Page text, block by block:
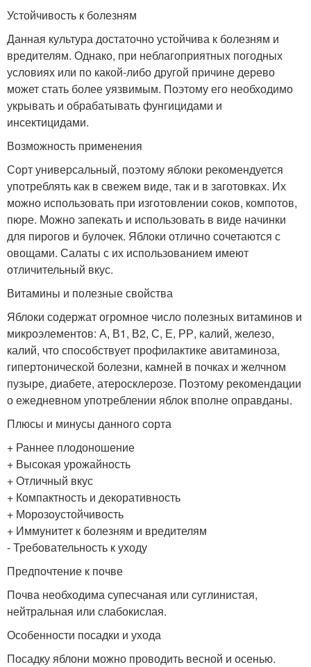
Устойчивость к болезням
Данная культура достаточно устойчива к болезням и
вредителям. Однако, при неблагоприятных погодных
условиях или по какой-либо другой причине дерево
может стать более уязвимым. Поэтому его необходимо
укрывать и обрабатывать фунгицидами и
инсектицидами.
Возможность применения
Сорт универсальный, поэтому яблоки рекомендуется
употреблять как в свежем виде, так и в заготовках. Их
можно использовать при изготовлении соков, компотов,
пюре. Можно запекать и использовать в виде начинки
для пирогов и булочек. Яблоки отлично сочетаются с
овощами. Салаты с их использованием имеют
отличительный вкус.
Витамины и полезные свойства
Яблоки содержат огромное число полезных витаминов и
микроэлементов: А, В1, В2, С, Е, РР, калий, железо,
калий, что способствует профилактике авитаминоза,
гипертонической болезни, камней в почках и желчном
пузыре, диабете, атеросклерозе. Поэтому рекомендации
о ежедневном употреблении яблок вполне оправданы.
Плюсы и минусы данного сорта
+ Раннее плодоношение
+ Высокая урожайность
+ Отличный вкус
+ Компактность и декоративность
+ Морозоустойчивость
+ Иммунитет к болезням и вредителям
- Требовательность к уходу
Предпочтение к почве
Почва необходима супесчаная или суглинистая,
нейтральная или слабокислая.
Особенности посадки и ухода
Посадку яблони можно проводить весной и осенью.